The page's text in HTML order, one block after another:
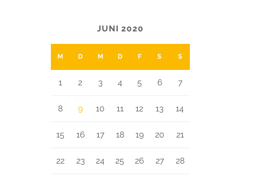
JUNI 2020
M D M D F S S
1 2 3 4 5 6 7
8 9 10 11 12 13 14
15 16 17 18 19 20 21
22 23 24 25 26 27 28